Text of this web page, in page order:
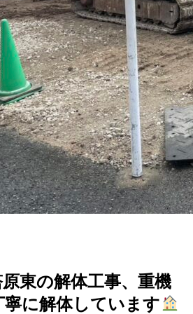
原東の解体工事、重機
に解体しています